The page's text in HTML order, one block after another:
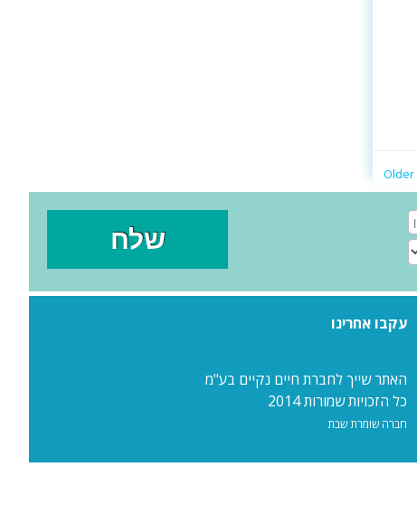
עקבו אחרינו
האתר שייך לחברת חיים נקיים בע"מ
כל הזכויות שמורות 2014
חברה שומרת שבת